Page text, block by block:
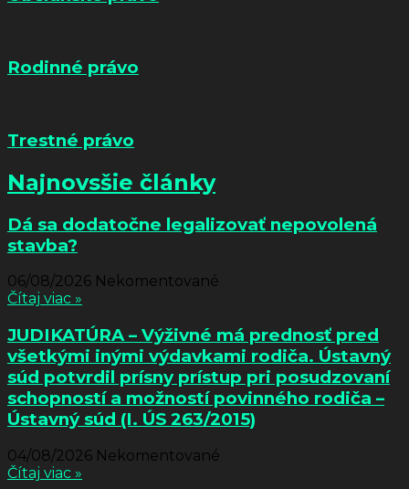
Rodinné právo
Trestné právo
Najnovsšie články
Dá sa dodatočne legalizovať nepovolená
stavba?
06/08/2026 Nekomentované
Čítaj viac »
JUDIKATÚRA – Výživné má prednosť pred
všetkými inými výdavkami rodiča. Ústavný
súd potvrdil prísny prístup pri posudzovaní
schopností a možností povinného rodiča –
Ústavný súd (I. ÚS 263/2015)
04/08/2026 Nekomentované
Čítaj viac »